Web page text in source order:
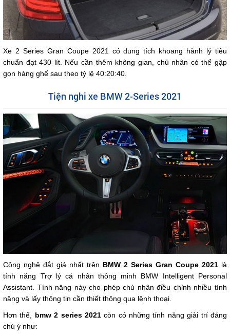
Xe 2 Series Gran Coupe 2021 có dung tích khoang hành lý tiêu
chuẩn đạt 430 lít. Nếu cần thêm không gian, chủ nhân có thể gập
gọn hàng ghế sau theo tỷ lệ 40:20:40.
Tiện nghi xe BMW 2-Series 2021
Công nghệ đắt giá nhất trên BMW 2 Series Gran Coupe 2021 là
tính năng Trợ lý cá nhân thông minh BMW Intelligent Personal
Assistant. Tính năng này cho phép chủ nhân điều chỉnh nhiều tính
năng và lấy thông tin cần thiết thông qua lệnh thoại.
Hơn thế, bmw 2 series 2021còn có những tính năng giải trí đáng
chú ý như: